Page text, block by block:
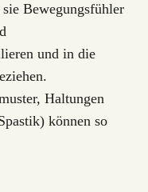
Bewegungsfühler
und in die
Haltungen
können so